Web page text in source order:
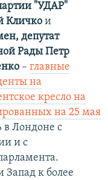
"УДАР"
Кличкои
депутат
Рады Петр
– главные
на
кресло на
на 25 мая
в Лондоне с
и с
Запад к более